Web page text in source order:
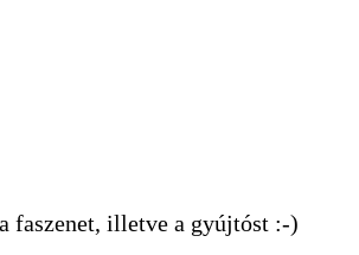
faszenet, illetve a gyújtóst :-)